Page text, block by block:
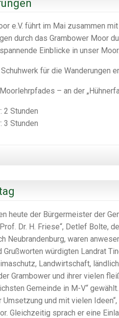
e.V. führt im Mai zusammen
durch das Grambower Moor
Einblicke in unser Moor.
für die Wanderungen
– an der
2 Stunden
3 Stunden
heute der Bürgermeister der
Dr. H. Friese“, Detlef Bolte,
Neubrandenburg, waren
Grußworten würdigten Landrat
Landwirtschaft,
Grambower und ihrer vielen
Gemeinde in M-V“
und mit vielen
Gleichzeitig sprach er eine